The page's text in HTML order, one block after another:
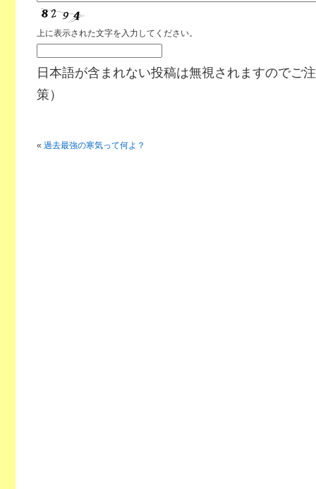
上に表示された文字を入力してください。
日本語が含まれない投稿は無視されますのでご
策）
« 過去最強の寒気って何よ？